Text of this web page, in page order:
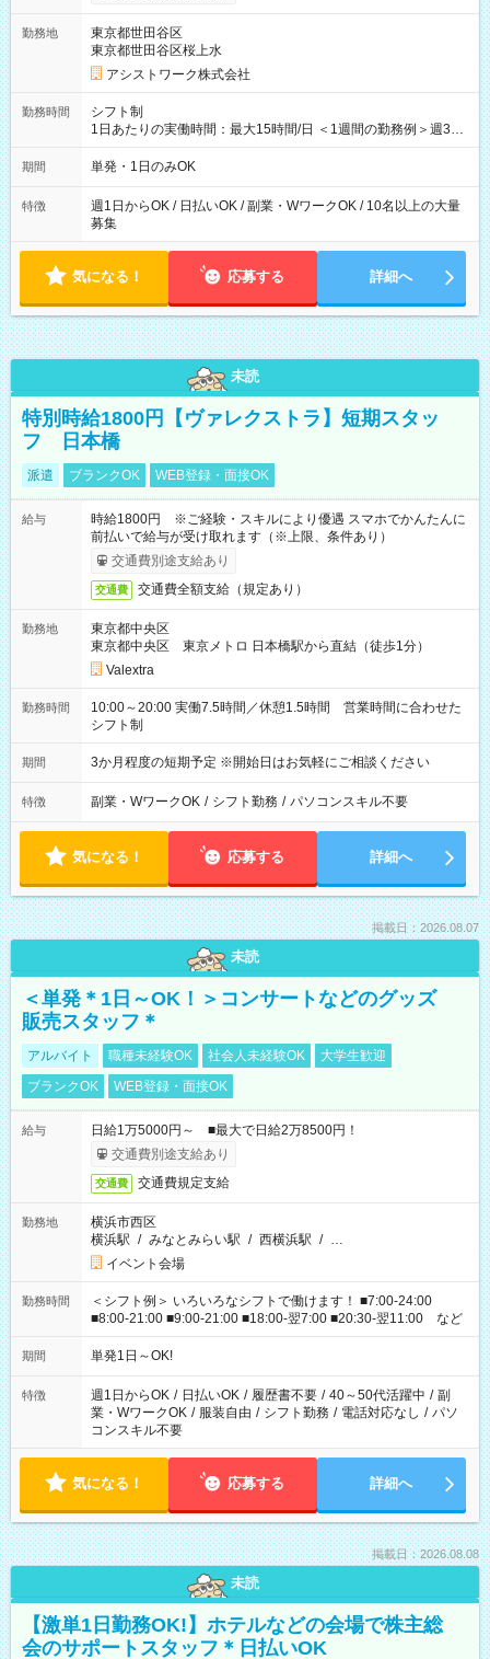
勤務地
東京都世田谷区
東京都世田谷区桜上水
アシストワーク株式会社
勤務時間
シフト制
1日あたりの実働時間：最大15時間/日 ＜1週間の勤務例＞週3回
勤務 勤務：月・水・金 休み：火・木・土・日 好きな時にお仕事
可能です！ ※1日あたりの最大実働時間は日勤、夜勤共に勤務し
期間 単発・1日のみOK
特徴
週1日からOK / 日払いOK / 副業・WワークOK / 10名以上の大量
募集
気になる！ 応募する 詳細へ
未読
特別時給1800円【ヴァレクストラ】短期スタッ
フ 日本橋
派遣 ブランクOK WEB登録・面接OK
給与
時給1800円 ※ご経験・スキルにより優遇 スマホでかんたんに
前払いで給与が受け取れます（※上限、条件あり）
交通費別途支給あり
交通費 交通費全額支給（規定あり）
勤務地
東京都中央区
東京都中央区 東京メトロ 日本橋駅から直結（徒歩1分）
Valextra
勤務時間
10:00～20:00 実働7.5時間／休憩1.5時間 営業時間に合わせた
シフト制
期間 3か月程度の短期予定 ※開始日はお気軽にご相談ください
特徴 副業・WワークOK / シフト勤務 / パソコンスキル不要
気になる！ 応募する 詳細へ
掲載日：2026.08.07
未読
＜単発＊1日～OK！＞コンサートなどのグッズ
販売スタッフ＊
アルバイト 職種未経験OK 社会人未経験OK
大学生歓迎
ブランクOK
WEB登録・面接OK
給与
日給1万5000円～ ■最大で日給2万8500円！
交通費別途支給あり
交通費 交通費規定支給
勤務地
横浜市西区
横浜駅 / みなとみらい駅 / 西横浜駅 / …
イベント会場
勤務時間
＜シフト例＞ いろいろなシフトで働けます！ ■7:00-24:00
■8:00-21:00 ■9:00-21:00 ■18:00-翌7:00 ■20:30-翌11:00 など
期間 単発1日～OK!
特徴 週1日からOK / 日払いOK / 履歴書不要 / 40～50代活躍中 / 副
業・WワークOK / 服装自由 / シフト勤務 / 電話対応なし / パソ
コンスキル不要
気になる！ 応募する 詳細へ
掲載日：2026.08.08
未読
【激単1日勤務OK!】ホテルなどの会場で株主総
会のサポートスタッフ＊日払いOK